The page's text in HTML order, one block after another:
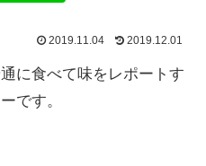
2019.11.04 2019.12.01
に食べて味をレポートす
です。